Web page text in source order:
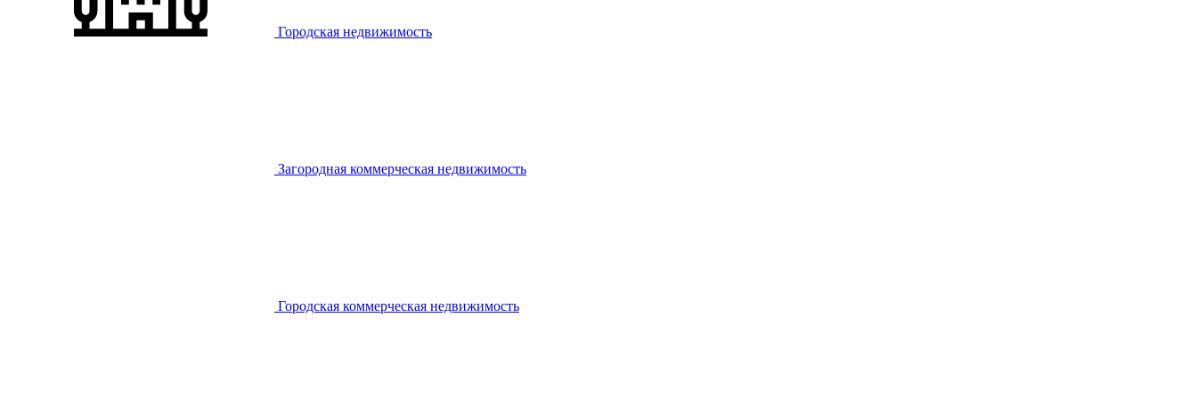
Городская недвижимость
Загородная коммерческая недвижимость
Городская коммерческая недвижимость